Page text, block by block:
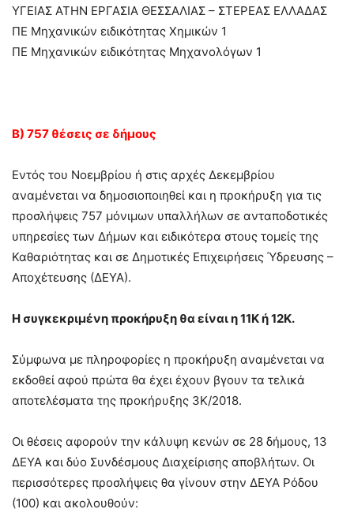
ΥΓΕΙΑΣ ΑΤΗΝ ΕΡΓΑΣΙΑ ΘΕΣΣΑΛΙΑΣ – ΣΤΕΡΕΑΣ ΕΛΛΑΔΑΣ
ΠΕ Μηχανικών ειδικότητας Χημικών 1
ΠΕ Μηχανικών ειδικότητας Μηχανολόγων 1
Β) 757 θέσεις σε δήμους
Εντός του Νοεμβρίου ή στις αρχές Δεκεμβρίου
αναμένεται να δημοσιοποιηθεί και η προκήρυξη για τις
προσλήψεις 757 μόνιμων υπαλλήλων σε ανταποδοτικές
υπηρεσίες των Δήμων και ειδικότερα στους τομείς της
Καθαριότητας και σε Δημοτικές Επιχειρήσεις Ύδρευσης –
Αποχέτευσης (ΔΕΥΑ).
Η συγκεκριμένη προκήρυξη θα είναι η 11Κ ή 12Κ.
Σύμφωνα με πληροφορίες η προκήρυξη αναμένεται να
εκδοθεί αφού πρώτα θα έχει έχουν βγουν τα τελικά
αποτελέσματα της προκήρυξης 3Κ/2018.
Οι θέσεις αφορούν την κάλυψη κενών σε 28 δήμους, 13
ΔΕΥΑ και δύο Συνδέσμους Διαχείρισης αποβλήτων. Οι
περισσότερες προσλήψεις θα γίνουν στην ΔΕΥΑ Ρόδου
(100) και ακολουθούν: